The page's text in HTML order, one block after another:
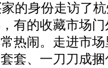
的身份走访了
有的收藏市场
热闹。走进市
套、一刀刀成